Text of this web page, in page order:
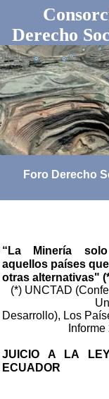
Derecho
Foro Derecho
“La Minería
aquellos países
otras alternativas"
(*) UNCTAD
Desarrollo), Los
JUICIO A LA
ECUADOR